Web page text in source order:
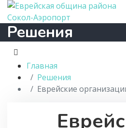
Решения
Главная
Решения
Еврейские